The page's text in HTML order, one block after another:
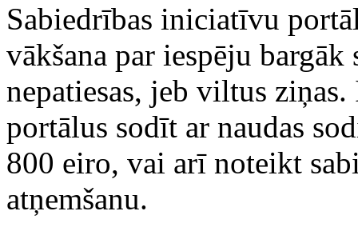
Sabiedrības iniciatīvu
vākšana par iespēju
nepatiesas, jeb viltus
portālus sodīt ar naudas
800 eiro, vai arī noteikt
atņemšanu.